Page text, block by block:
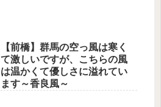
【前橋】群馬の空っ風は寒く
て激しいですが、こちらの風
は温かくて優しさに溢れてい
ます～香良風～